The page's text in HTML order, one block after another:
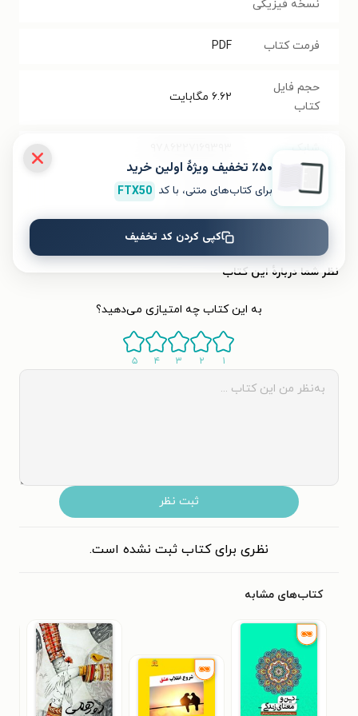
نسخه فیزیکی
فرمت کتاب PDF
حجم فایل
کتاب
۶.۶۲ مگابایت
تعداد صفحه‌ها ۱۰۸ صفحه
۸۰۰۰۰ تومان
نظر شما دربارهٔ این کتاب
به این کتاب چه امتیازی می‌دهید؟
۱ ۲ ۳ ۴ ۵
ثبت نظر
نظری برای کتاب ثبت نشده است.
کتاب‌های مشابه
٪۵۰ تخفیف ویژۀ اولین خرید
برای کتاب‌های متنی، با کد FTX50
کپی کردن کد تخفیف